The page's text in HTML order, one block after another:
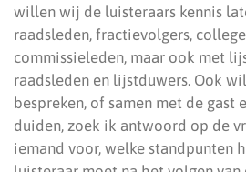
willen wij de luisteraars kennis
raadsleden, fractievolgers,
commissieleden, maar ook met
raadsleden en lijstduwers. Ook
bespreken, of samen met de gast
duiden, zoek ik antwoord op de
iemand voor, welke standpunten